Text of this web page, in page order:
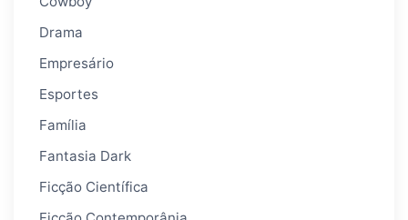
Drama
Empresário
Esportes
Família
Fantasia Dark
Ficção Científica